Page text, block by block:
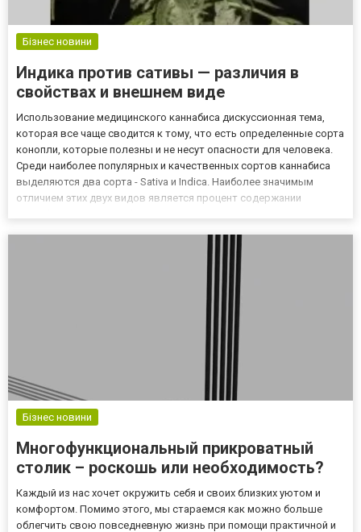
Бізнес новини
Индика против сативы — различия в
свойствах и внешнем виде
Использование медицинского каннабиса дискуссионная тема,
которая все чаще сводится к тому, что есть определенные сорта
конопли, которые полезны и не несут опасности для человека.
Среди наиболее популярных и качественных сортов каннабиса
выделяются два сорта - Sativa и Indica. Наиболее значимым
отличием этих двух видов является процент содержании
Бізнес новини
Многофункциональный прикроватный
столик – роскошь или необходимость?
Каждый из нас хочет окружить себя и своих близких уютом и
комфортом. Помимо этого, мы стараемся как можно больше
облегчить свою повседневную жизнь при помощи практичной и